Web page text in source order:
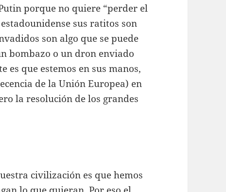
porque no quiere “perder el
sus ratitos son
son algo que se puede
bombazo o un dron enviado
que estemos en sus manos,
de la Unión Europea) en
la resolución de los grandes
civilización es que hemos